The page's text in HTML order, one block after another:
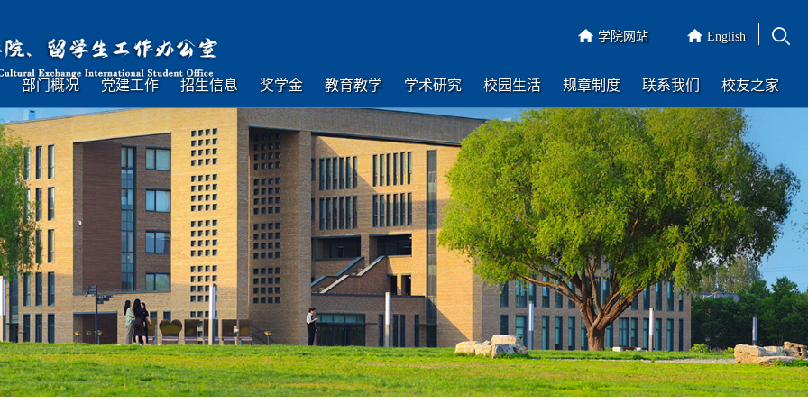
学院网站 English
部门概况 党建工作 招生信息 奖学金 教育教学 学术研究 校园生活 规章制度 联系我们 校友之家